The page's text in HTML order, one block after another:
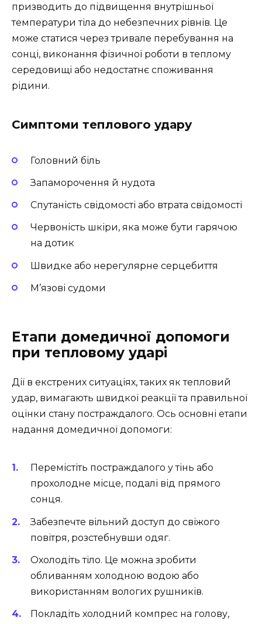
призводить до підвищення внутрішньої
температури тіла до небезпечних рівнів. Це
може статися через тривале перебування на
сонці, виконання фізичної роботи в теплому
середовищі або недостатнє споживання
рідини.
Симптоми теплового удару
Головний біль
Запаморочення й нудота
Спутаність свідомості або втрата свідомості
Червоність шкіри, яка може бути гарячою
на дотик
Швидке або нерегулярне серцебиття
М’язові судоми
Етапи домедичної допомоги
при тепловому ударі
Дії в екстрених ситуаціях, таких як тепловий
удар, вимагають швидкої реакції та правильної
оцінки стану постраждалого. Ось основні етапи
надання домедичної допомоги:
Перемістіть постраждалого у тінь або
прохолодне місце, подалі від прямого
сонця.
Забезпечте вільний доступ до свіжого
повітря, розстебнувши одяг.
Охолодіть тіло. Це можна зробити
обливанням холодною водою або
використанням вологих рушників.
Покладіть холодний компрес на голову,